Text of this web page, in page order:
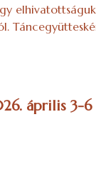
április 3-6